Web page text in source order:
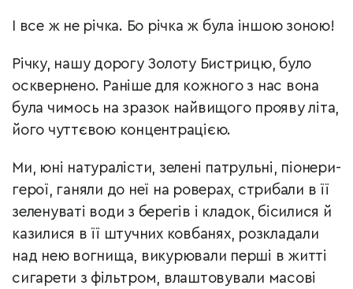
І все ж не річка. Бо річка ж була іншою зоною!
Річку, нашу дорогу Золоту Бистрицю, було
осквернено. Раніше для кожного з нас вона
була чимось на зразок найвищого прояву літа,
його чуттєвою концентрацією.
Ми, юні натуралісти, зелені патрульні, піонери-
герої, ганяли до неї на роверах, стрибали в її
зеленуваті води з берегів і кладок, бісилися й
казилися в її штучних ковбанях, розкладали
над нею вогнища, викурювали перші в житті
сигарети з фільтром, влаштовували масові